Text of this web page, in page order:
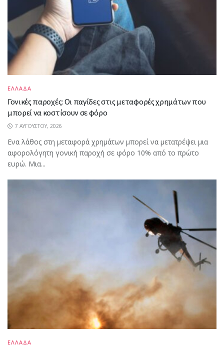
ΕΛΛΑΔΑ
Γονικές παροχές: Οι παγίδες στις μεταφορές χρημάτων που
μπορεί να κοστίσουν σε φόρο
7 ΑΥΓΟΎΣΤΟΥ, 2026
Ενα λάθος στη μεταφορά χρημάτων μπορεί να μετατρέψει μια
αφορολόγητη γονική παροχή σε φόρο 10% από το πρώτο
ευρώ. Μια...
ΕΛΛΑΔΑ